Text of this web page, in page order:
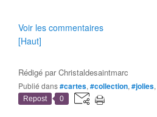
Voir les commentaires
[Haut]
Rédigé parChristaldesaintmarc
Publié dans#cartes, #collection, #jolies,
Repost 0